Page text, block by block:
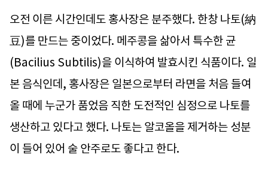
오전 이른 시간인데도 홍사장은 분주했다. 한창 나토(納
豆)를 만드는 중이었다. 메주콩을 삶아서 특수한 균
(Bacilius Subtilis)을 이식하여 발효시킨 식품이다. 일
본 음식인데, 홍사장은 일본으로부터 라면을 처음 들여
올 때에 누군가 품었음 직한 도전적인 심정으로 나토를
생산하고 있다고 했다. 나토는 알코올을 제거하는 성분
이 들어 있어 술 안주로도 좋다고 한다.